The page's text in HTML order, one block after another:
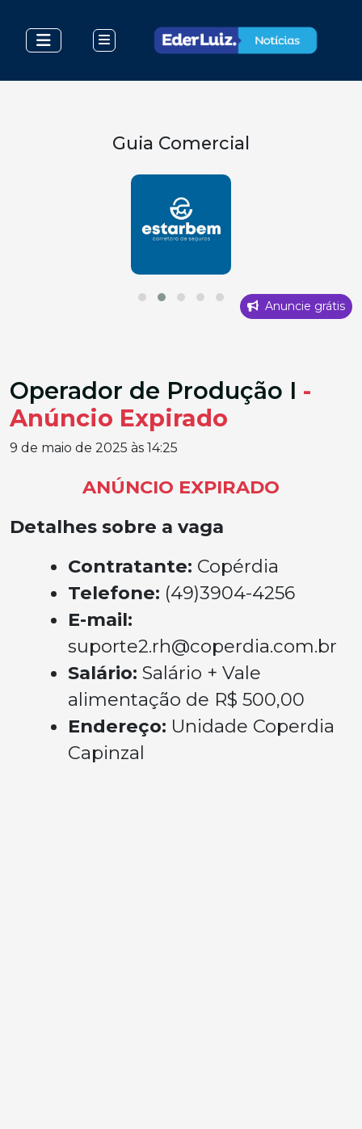
Guia Comercial
Anuncie grátis
Operador de Produção I -
Anúncio Expirado
9 de maio de 2025 às 14:25
ANÚNCIO EXPIRADO
Detalhes sobre a vaga
Contratante: Copérdia
Telefone: (49)3904-4256
E-mail:
suporte2.rh@coperdia.com.br
Salário: Salário + Vale
alimentação de R$ 500,00
Endereço: Unidade Coperdia
Capinzal